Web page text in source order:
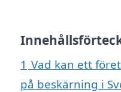
1 Vad kan ett
på beskärning i